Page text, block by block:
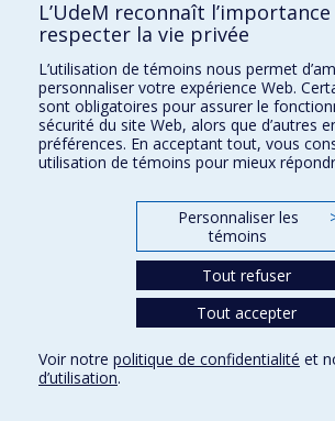
Qui fait quoi?
Nous trouver
Plan du site
Accessibilité
Conditions d’utilisation
L’UdeM reconnaît l’importance
respecter la vie privée
L’utilisation de témoins nous permet
personnaliser votre expérience Web.
sont obligatoires pour assurer le
sécurité du site Web, alors que d’autres
préférences. En acceptant tout, vous
utilisation de témoins pour mieux
Personnaliser les
témoins
Tout refuser
Tout accepter
Voir notre politique de confidentialité et
d’utilisation.